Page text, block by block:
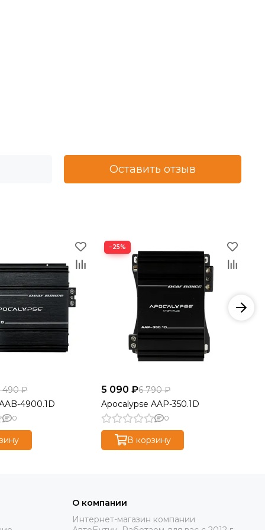
Оставить отзыв
490 ₽
4900.1D
0
−25%
5 090 ₽6 790 ₽
Apocalypse AAP-350.1D
0
В корзину
О компании
Интернет-магазин компании